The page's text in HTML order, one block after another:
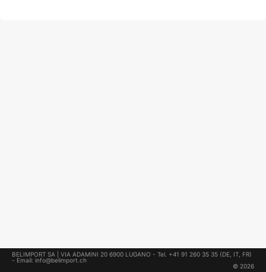
BELIMPORT SA | VIA ADAMINI 20 6900 LUGANO - Tel. +41 91 260 35 35 (DE, IT, FR)
- Email: info@belimport.ch
© 2026